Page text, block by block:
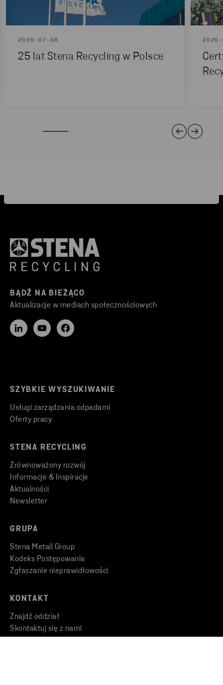
2026-07-08
25 lat Stena Recycling w Polsce
BĄDŹ NA BIEŻĄCO
Aktualizacje w mediach społecznościowych
SZYBKIE WYSZUKIWANIE
Usługi zarządzania odpadami
Oferty pracy
STENA RECYCLING
Zrównoważony rozwój
Informacje & Inspiracje
Aktualności
Newsletter
GRUPA
Stena Metall Group
Kodeks Postępowania
Zgłaszanie nieprawidłowości
KONTAKT
Znajdź oddział
Skontaktuj się z nami